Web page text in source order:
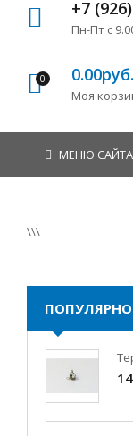
+7
Пн-Пт с
0 0.00руб.
Моя
МЕНЮ САЙТА
\\\